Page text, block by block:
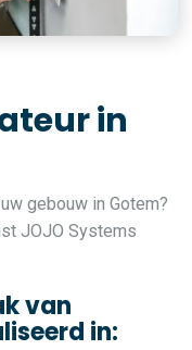
in
gebouw in Gotem?
JOJO Systems
van
in: